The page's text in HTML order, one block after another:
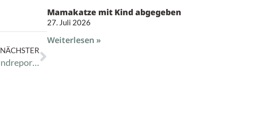
NÄCHSTER
++ 16.10.2014 ++ Schmitti ++ Rückenwindreport ++ News ++
Mamakatze mit Kind abgegeben
27. Juli 2026
Weiterlesen »